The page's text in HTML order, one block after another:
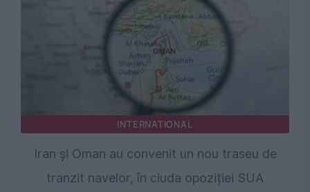
INTERNATIONAL
Iran și Oman au convenit un nou traseu de
tranzit navelor, în ciuda opoziției SUA